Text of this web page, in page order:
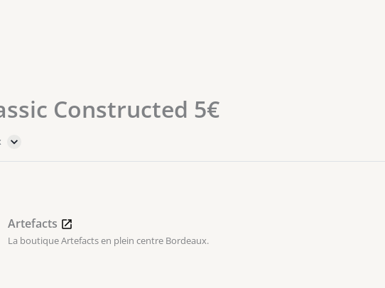
Constructed 5€
Artefacts
La boutique Artefacts en plein centre Bordeaux.